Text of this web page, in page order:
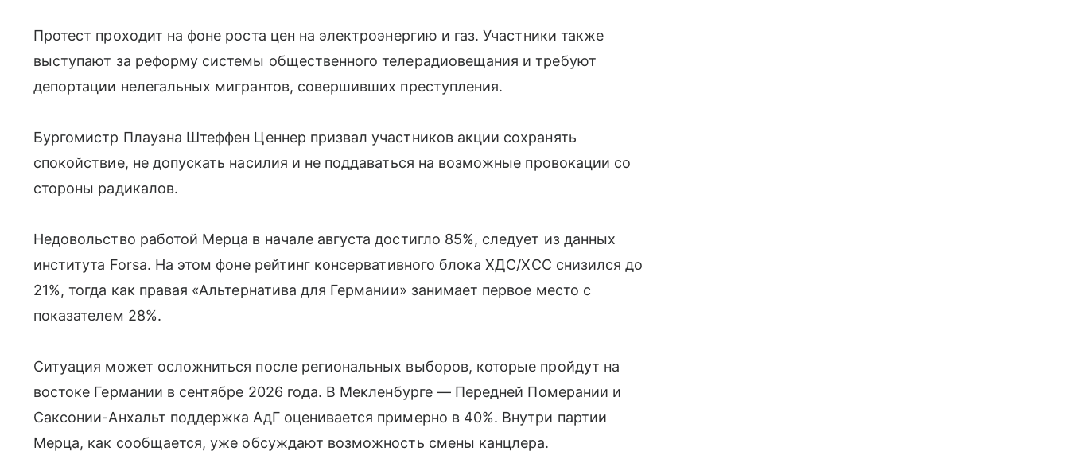
Протест проходит на фоне роста цен на электроэнергию и газ. Участники также
выступают за реформу системы общественного телерадиовещания и требуют
депортации нелегальных мигрантов, совершивших преступления.
Бургомистр Плауэна Штеффен Ценнер призвал участников акции сохранять
спокойствие, не допускать насилия и не поддаваться на возможные провокации со
стороны радикалов.
Недовольство работой Мерца в начале августа достигло 85%, следует из данных
института Forsa. На этом фоне рейтинг консервативного блока ХДС/ХСС снизился до
21%, тогда как правая «Альтернатива для Германии» занимает первое место с
показателем 28%.
Ситуация может осложниться после региональных выборов, которые пройдут на
востоке Германии в сентябре 2026 года. В Мекленбурге — Передней Померании и
Саксонии-Анхальт поддержка АдГ оценивается примерно в 40%. Внутри партии
Мерца, как сообщается, уже обсуждают возможность смены канцлера.